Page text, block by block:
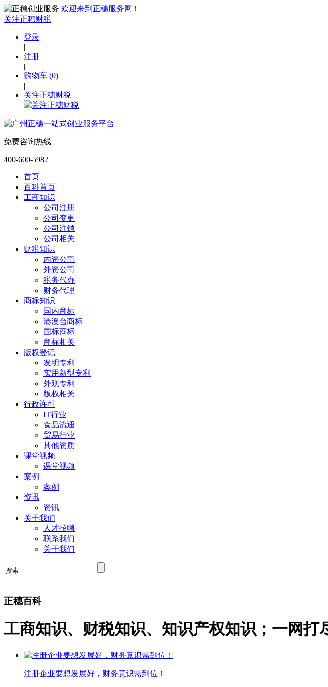
欢迎来到正穗服务网！
关注正穗财税
登录
|
注册
|
购物车 (0)
|
关注正穗财税
免费咨询热线
400-600-5982
首页
百科首页
工商知识
公司注册
公司变更
公司注销
公司相关
财税知识
内资公司
外资公司
税务代办
财务代理
商标知识
国内商标
港澳台商标
国标商标
商标相关
版权登记
发明专利
实用新型专利
外观专利
版权相关
行政许可
IT行业
食品流通
贸易行业
其他资质
课堂视频
课堂视频
案例
案例
资讯
资讯
关于我们
人才招聘
联系我们
关于我们
正穗百科
工商知识、财税知识、知识产权知识；一网打
注册企业要想发展好，财务意识需到位！